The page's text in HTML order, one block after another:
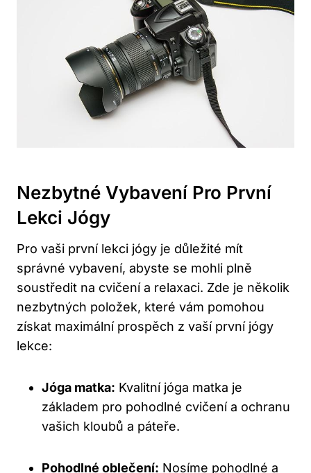
Nezbytné Vybavení Pro První
Lekci Jógy
Pro vaši první lekci jógy je důležité mít
správné vybavení, abyste se mohli plně
soustředit na cvičení a relaxaci. Zde je několik
nezbytných položek, které vám pomohou
získat maximální prospěch z vaší první jógy
lekce:
Jóga matka: Kvalitní jóga matka je
základem pro pohodlné cvičení a ochranu
vašich kloubů a páteře.
Pohodlné oblečení: Nosíme pohodlné a